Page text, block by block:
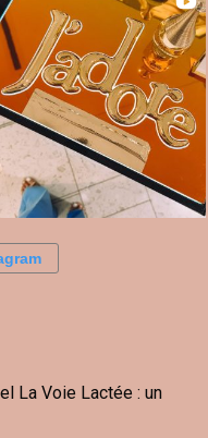
La Voie Lactée : un